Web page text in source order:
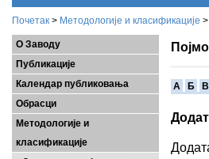
Почетак > Методологије и класификације >
О Заводу
Публикације
Календар публиковања
Обрасци
Методологије и
класификације
A Б В